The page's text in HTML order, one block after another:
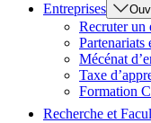
Entreprises
Recruter un
Partenariats
Mécénat
Taxe
Formation
Recherche et